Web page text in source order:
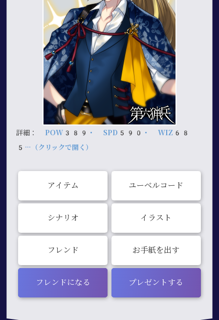
詳細： POW389・ SPD590・ WIZ68
5…（クリックで開く）
アイテム ユーベルコード
シナリオ イラスト
フレンド お手紙を出す
フレンドになる プレゼントする